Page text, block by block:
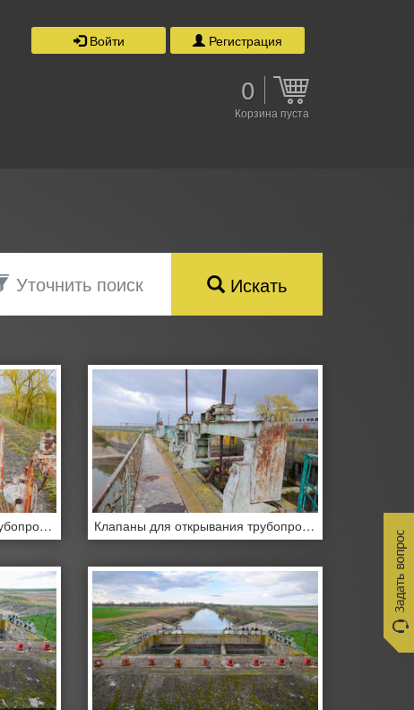
Войти Регистрация
0
Корзина пуста
Уточнить поиск Искать
Клапаны для открывания трубопроводов водонасосной станции. Клапаны для открывания трубопроводов водонасосной станции.